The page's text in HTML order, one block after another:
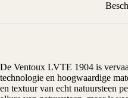
De Ventoux LVTE 1904 is
technologie en hoogwaardige
en textuur van echt natuursteen